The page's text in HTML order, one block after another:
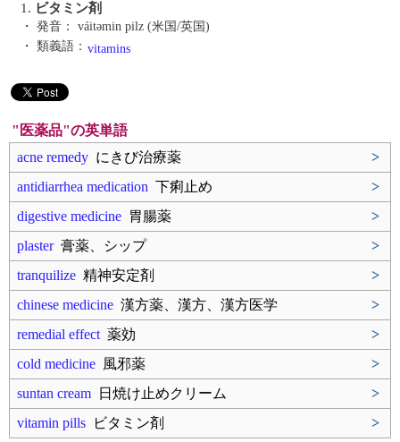
1. ビタミン剤
・ 発音：
váitəmin pilz (米国/英国)
・ 類義語： vitamins
"医薬品"の英単語
acne remedy にきび治療薬
>
antidiarrhea medication 下痢止め
>
digestive medicine 胃腸薬
>
plaster膏薬、シップ
>
tranquilize 精神安定剤
>
chinese medicine 漢方薬、漢方、漢方医学
>
remedial effect 薬効
>
cold medicine 風邪薬
>
suntan cream 日焼け止めクリーム
>
vitamin pills ビタミン剤 >